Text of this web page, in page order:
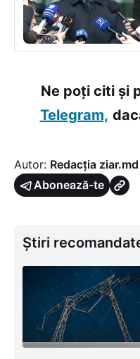
Ne poți citi și
Telegram,
Autor: Redacția ziar.md
Abonează-te
Știri